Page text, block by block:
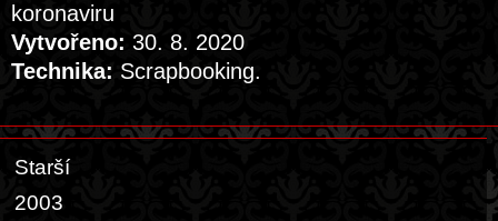
koronaviru
Vytvořeno: 30. 8. 2020
Technika: Scrapbooking.
Starší
2003